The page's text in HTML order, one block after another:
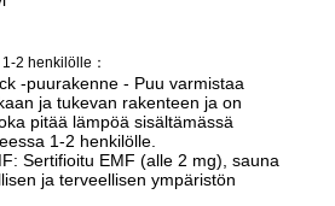
2 henkilölle ：
-puurakenne - Puu varmistaa
ja tukevan rakenteen ja on
pitää lämpöä sisältämässä
1-2 henkilölle.
Sertifioitu EMF (alle 2 mg), sauna
ja terveellisen ympäristön